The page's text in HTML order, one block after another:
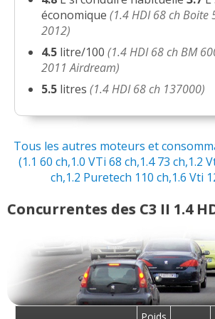
04/20
2013 c3 Vita(0 )
15/20
1.4 HDI 68 ch boîte
km, 2012 (0 )
14/20
boîte m( 0 )
1.4 HDI 68 ch C3
2011 pour(0 )
1.4 HDI 68 ch boîte
comfort(0 )
économique(1.4 HDI 68 ch Boite
2012)
4.5 litre/100(1.4 HDI 68 ch BM
2011 Airdream)
5.5 litres(1.4 HDI 68 ch 137000)
Tous les autres moteurs et
(1.1 60 ch,1.0 VTi 68 ch,1.4 73 ch,1.2
ch,1.2 Puretech 110 ch,1.6 Vti
Concurrentes des C3 II 1.4